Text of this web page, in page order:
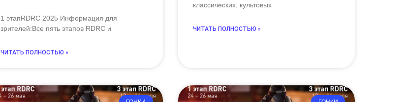
1 этапRDRC 2025 Информация для
зрителей:Все пять этапов RDRC и
ЧИТАТЬ ПОЛНОСТЬЮ »
классических, культовых
ЧИТАТЬ ПОЛНОСТЬЮ »